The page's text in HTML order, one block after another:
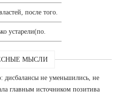
после того.
устарели(по.
МЫСЛИ
дисбалансы не уменьшились, не
главным источником позитива